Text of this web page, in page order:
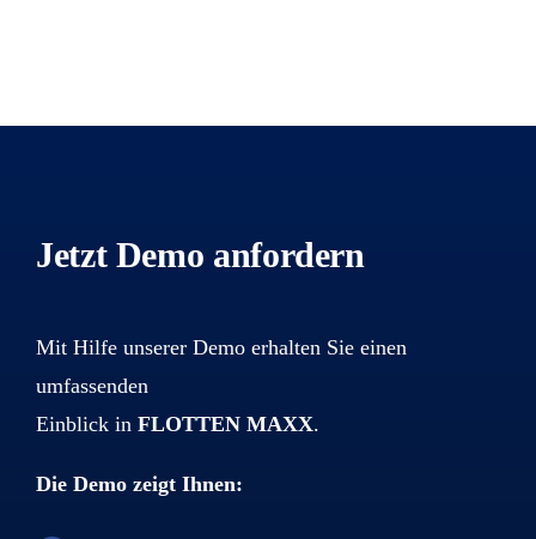
Jetzt Demo anfordern
Mit Hilfe unserer Demo erhalten Sie einen
umfassenden
Einblick in FLOTTEN MAXX.
Die Demo zeigt Ihnen: